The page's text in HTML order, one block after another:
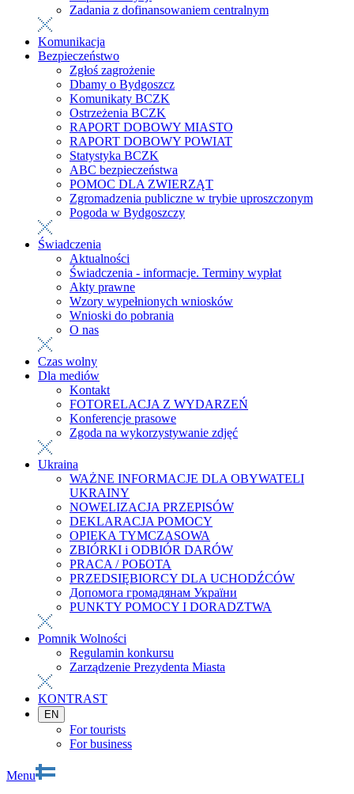
Zadania z dofinansowaniem centralnym
Komunikacja
Bezpieczeństwo
Zgłoś zagrożenie
Dbamy o Bydgoszcz
Komunikaty BCZK
Ostrzeżenia BCZK
RAPORT DOBOWY MIASTO
RAPORT DOBOWY POWIAT
Statystyka BCZK
ABC bezpieczeństwa
POMOC DLA ZWIERZĄT
Zgromadzenia publiczne w trybie uproszczonym
Pogoda w Bydgoszczy
Świadczenia
Aktualności
Świadczenia - informacje. Terminy wypłat
Akty prawne
Wzory wypełnionych wniosków
Wnioski do pobrania
O nas
Czas wolny
Dla mediów
Kontakt
FOTORELACJA Z WYDARZEŃ
Konferencje prasowe
Zgoda na wykorzystywanie zdjęć
Ukraina
WAŻNE INFORMACJE DLA OBYWATELI
UKRAINY
NOWELIZACJA PRZEPISÓW
DEKLARACJA POMOCY
OPIEKA TYMCZASOWA
ZBIÓRKI i ODBIÓR DARÓW
PRACA / РОБОТА
PRZEDSIĘBIORCY DLA UCHODŹCÓW
Допомога громадянам України
PUNKTY POMOCY I DORADZTWA
Pomnik Wolności
Regulamin konkursu
Zarządzenie Prezydenta Miasta
KONTRAST
EN
For tourists
For business
Menu